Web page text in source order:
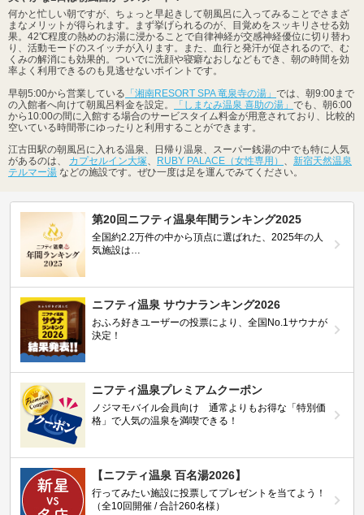
何かと忙しい朝ですが、ちょっと早起きして朝風呂に入ってみることでさまざ
まなメリットが得られます。まず挙げられるのが、目覚めをスッキリさせる効
果。42℃程度の熱めのお湯に浸かることで自律神経が交感神経優位に切り替わ
り、活動モードのスイッチが入ります。また、血行と発汗が促されるので、む
くみの解消にも効果的。ついでに洗顔や寝癖なおしなどもでき、朝の時間を効
率よく利用できるのも見逃せないポイントです。
早朝5:00から営業している 「湘南RESORT SPA 竜泉寺の湯」 では、朝9:00まで
の入館者へ向けて朝風呂料金を設定。
「しまなみ温泉 喜助の湯」 でも、朝6:00
から10:00の間に入館する場合のサービスタイム料金が用意されており、比較的
空いている時間帯にゆったりと利用することができます。
江古田駅の朝風呂に入れる温泉、日帰り温泉、スーパー銭湯の中でも特に人気
があるのは、 カプセルイン大塚、 RUBY PALACE（女性専用） 、 新宿天然温泉
テルマー湯 などの施設です。ぜひ一度は足を運んでみてください。
第20回ニフティ温泉年間ランキング2025
全国約2.2万件の中から頂点に選ばれた、2025年の人
気施設は…
ニフティ温泉 サウナランキング2026
おふろ好きユーザーの投票により、全国No.1サウナが
決定！
ニフティ温泉プレミアムクーポン
ノジマモバイル会員向け 通常よりもお得な「特別価
格」で人気の温泉を満喫できる！
【ニフティ温泉 百名湯2026】
行ってみたい施設に投票してプレゼントを当てよう！
（全10回開催 / 合計260名様）